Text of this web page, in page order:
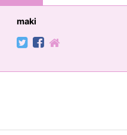
maki